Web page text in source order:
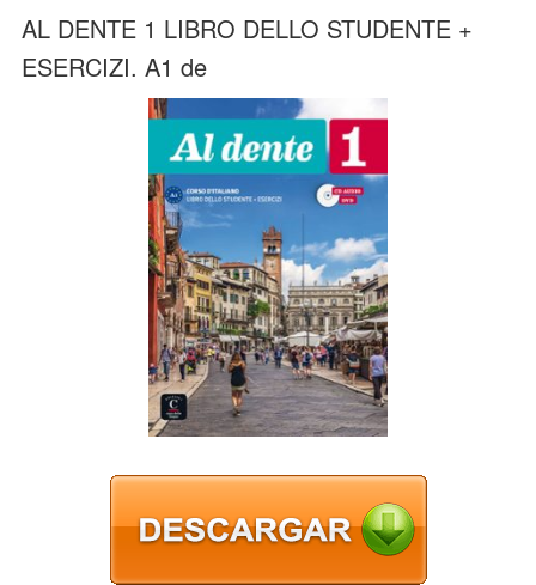
AL DENTE 1 LIBRO DELLO STUDENTE +
ESERCIZI. A1 de